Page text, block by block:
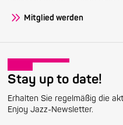
Mitglied werden
Stay up to date!
Erhalten Sie regelmäßig die
Enjoy Jazz-Newsletter.